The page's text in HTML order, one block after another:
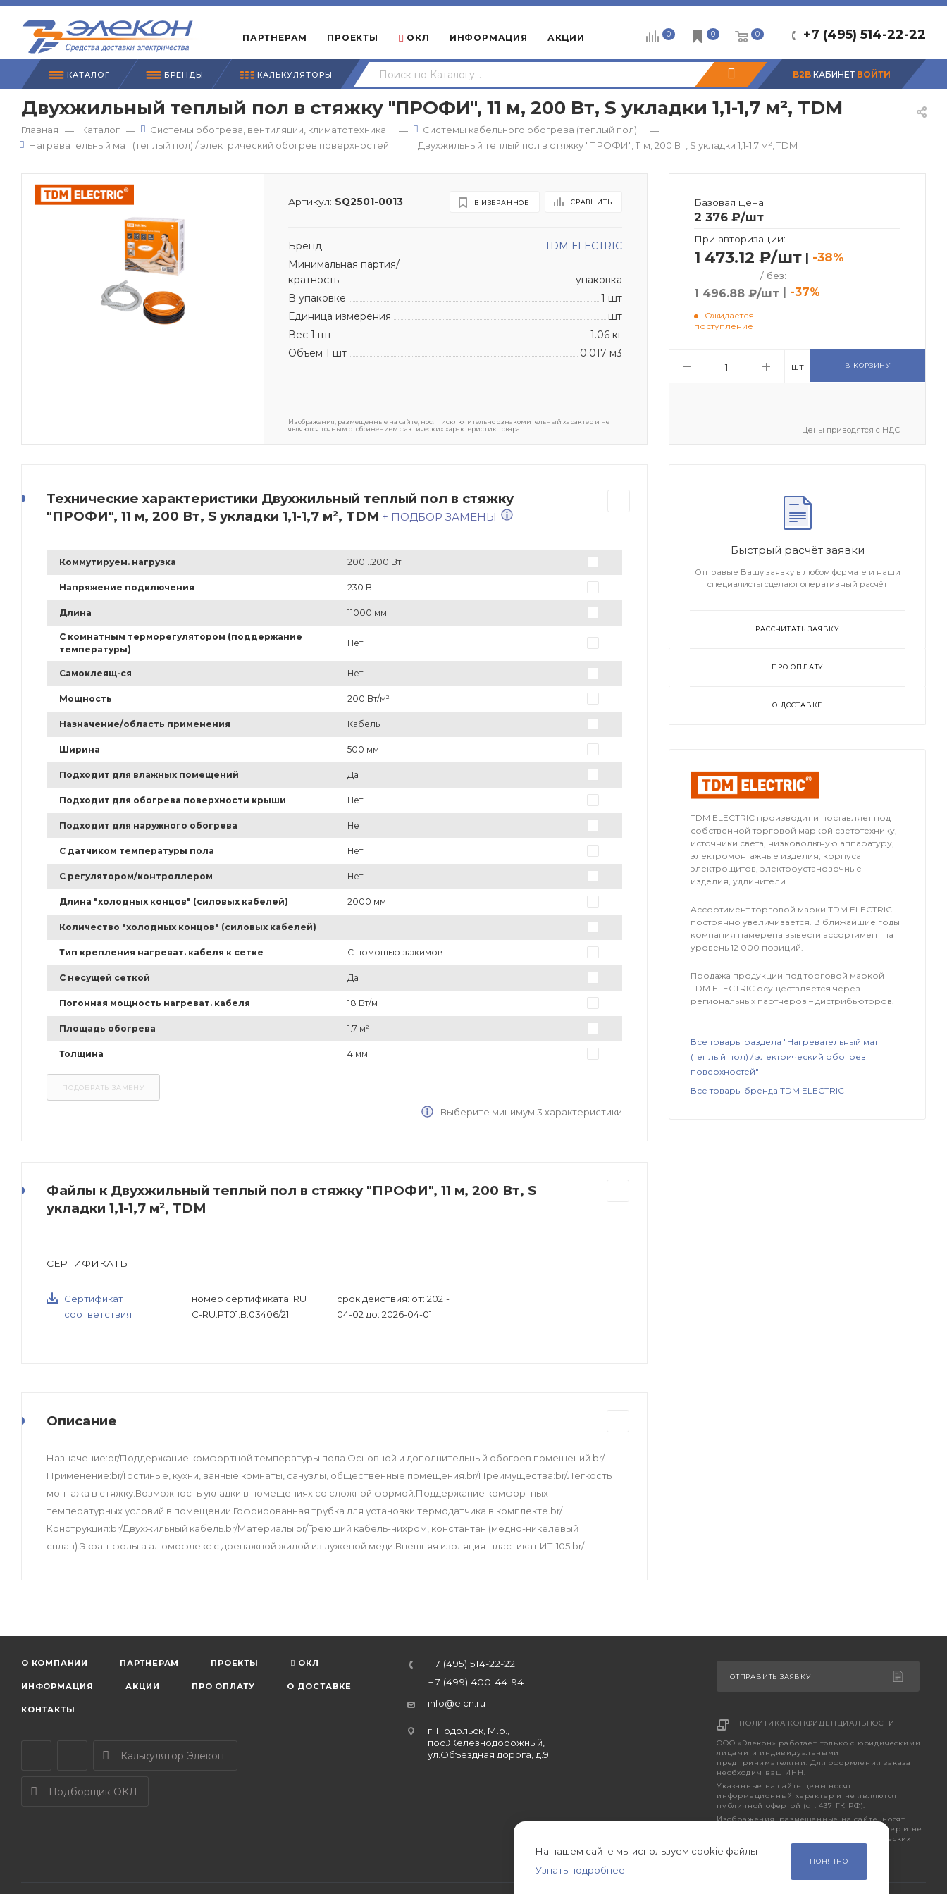
ПАРТНЕРАМ ПРОЕКТЫ ОКЛ ИНФОРМАЦИЯ АКЦИИ +7 (495) 514-22-22
0 0 0
B2B КАБИНЕТ ВОЙТИ
КАТАЛОГ БРЕНДЫ КАЛЬКУЛЯТОРЫ
Двухжильный теплый пол в стяжку "ПРОФИ", 11 м, 200 Вт, S укладки 1,1-1,7 м², TDM
Главная — Каталог — Системы обогрева, вентиляции, климатотехника — Системы кабельного обогрева (теплый пол)
—
Нагревательный мат (теплый пол) / электрический обогрев поверхностей
— Двухжильный теплый пол в стяжку "ПРОФИ", 11 м, 200 Вт, S укладки 1,1-1,7 м², TDM
Артикул: SQ2501-0013 В ИЗБРАННОЕ СРАВНИТЬ
Бренд
TDM ЕLECTRIC
Минимальная партия/
кратность
упаковка
В упаковке
1 шт
Единица измерения
шт
Вес 1 шт
1.06 кг
Объем 1 шт
0.017 м3
Изображения, размещенные на сайте, носят исключительно ознакомительный характер и не
являются точным отображением фактических характеристик товара.
Базовая цена:
2 376₽/шт
При авторизации:
1 473.12 ₽/шт | -38%
/ без:
1 496.88 ₽/шт | -37%
Ожидается
поступление
шт В КОРЗИНУ
Цены приводятся с НДС
Технические характеристики Двухжильный теплый пол в стяжку
"ПРОФИ", 11 м, 200 Вт, S укладки 1,1-1,7 м², TDM + ПОДБОР ЗАМЕНЫ
Коммутируем. нагрузка 200...200 Вт
Напряжение подключения 230 В
Длина 11000 мм
С комнатным терморегулятором (поддержание
температуры)
Нет
Самоклеящ-ся Нет
Мощность 200 Вт/м²
Назначение/область применения Кабель
Ширина 500 мм
Подходит для влажных помещений Да
Подходит для обогрева поверхности крыши Нет
Подходит для наружного обогрева Нет
С датчиком температуры пола Нет
С регулятором/контроллером Нет
Длина "холодных концов" (силовых кабелей) 2000 мм
Количество "холодных концов" (силовых кабелей) 1
Тип крепления нагреват. кабеля к сетке С помощью зажимов
С несущей сеткой Да
Погонная мощность нагреват. кабеля 18 Вт/м
Площадь обогрева 1.7 м²
Толщина 4 мм
Выберите минимум 3 характеристики
Файлы к Двухжильный теплый пол в стяжку "ПРОФИ", 11 м, 200 Вт, S
укладки 1,1-1,7 м², TDM
СЕРТИФИКАТЫ
Сертификат
соответствия
номер сертификата: RU
С-RU.РТ01.В.03406/21
срок действия: от: 2021-
04-02 до: 2026-04-01
Описание
Назначение:br/Поддержание комфортной температуры пола.Основной и дополнительный обогрев помещений.br/
Применение:br/Гостиные, кухни, ванные комнаты, санузлы, общественные помещения.br/Преимущества:br/Легкость
монтажа в стяжку.Возможность укладки в помещениях со сложной формой.Поддержание комфортных
температурных условий в помещении.Гофрированная трубка для установки термодатчика в комплекте.br/
Конструкция:br/Двухжильный кабель.br/Материалы:br/Греющий кабель-нихром, константан (медно-никелевый
сплав).Экран-фольга алюмофлекс с дренажной жилой из луженой меди.Внешняя изоляция-пластикат ИТ-105.br/
Быстрый расчёт заявки
Отправьте Вашу заявку в любом формате и наши
специалисты сделают оперативный расчёт
РАССЧИТАТЬ ЗАЯВКУ
ПРО ОПЛАТУ
О ДОСТАВКЕ
TDM ЕLECTRIC производит и поставляет под
собственной торговой маркой светотехнику,
источники света, низковольтную аппаратуру,
электромонтажные изделия, корпуса
электрощитов, электроустановочные
изделия, удлинители.
Ассортимент торговой марки TDM ЕLECTRIC
постоянно увеличивается. В ближайшие годы
компания намерена вывести ассортимент на
уровень 12 000 позиций.
Продажа продукции под торговой маркой
TDM ЕLECTRIC осуществляется через
региональных партнеров – дистрибьюторов.
Все товары раздела "Нагревательный мат
(теплый пол) / электрический обогрев
поверхностей"
Все товары бренда TDM ЕLECTRIC
О КОМПАНИИ ПАРТНЕРАМ ПРОЕКТЫ ОКЛ
ИНФОРМАЦИЯ АКЦИИ ПРО ОПЛАТУ О ДОСТАВКЕ
КОНТАКТЫ
Калькулятор Элекон
Подборщик ОКЛ
+7 (495) 514-22-22
+7 (499) 400-44-94
info@elcn.ru
г. Подольск, М.о.,
пос.Железнодорожный,
ул.Объездная дорога, д.9
ОТПРАВИТЬ ЗАЯВКУ
ПОЛИТИКА КОНФИДЕНЦИАЛЬНОСТИ
ООО «Элекон» работает только с юридическими
лицами и индивидуальными
предпринимателями. Для оформления заказа
необходим ваш ИНН.
Указанные на сайте цены носят
информационный характер и не являются
публичной офертой (ст. 437 ГК РФ).
Изображения, размещенные на сайте, носят
исключительно ознакомительный характер и не
являются точным отображением фактических
характеристик товара.
На нашем сайте мы используем cookie файлы
Узнать подробнее
ПОНЯТНО